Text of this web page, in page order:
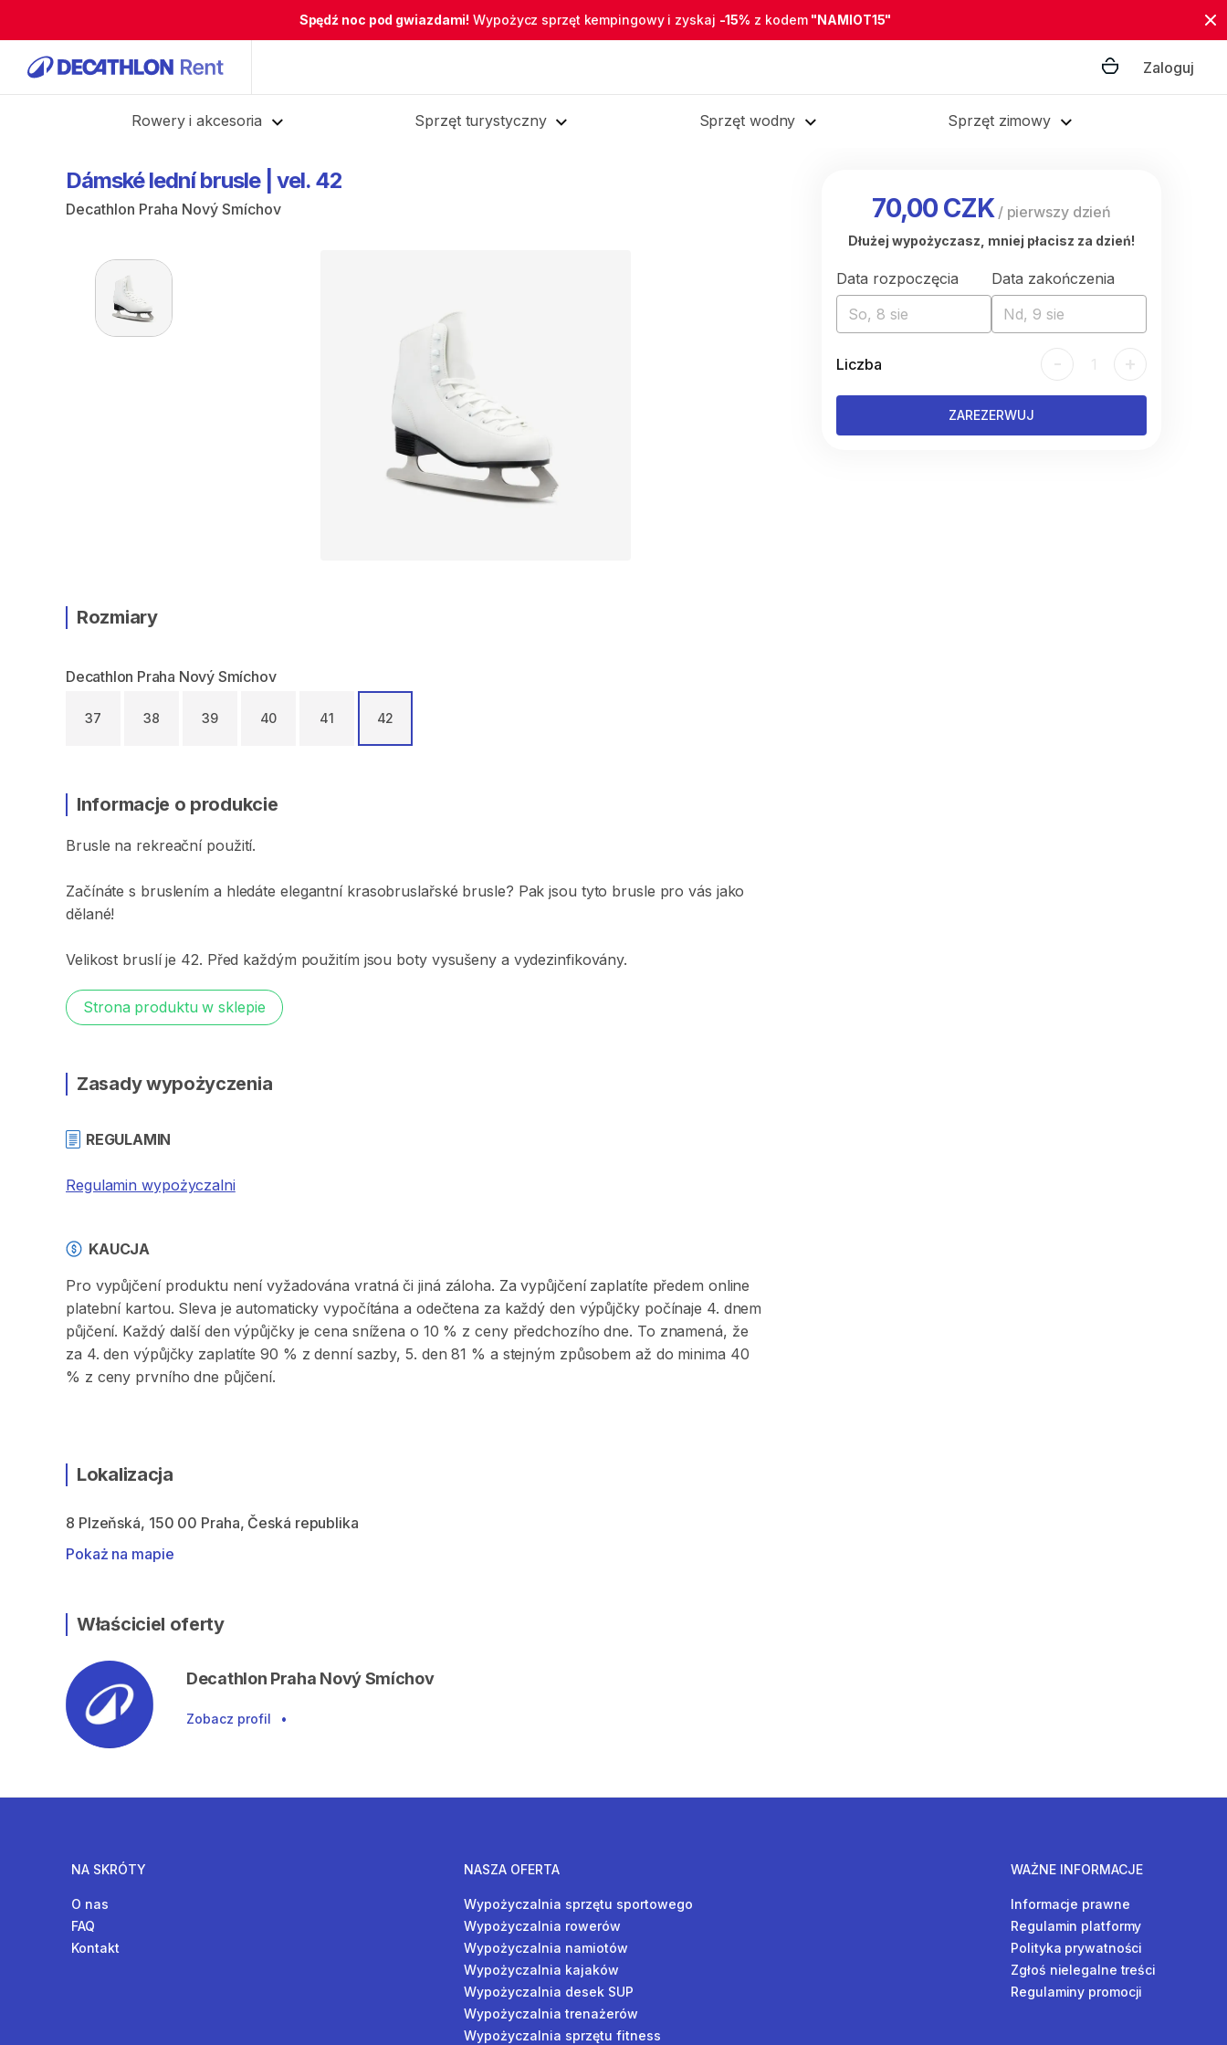
Spędź noc pod gwiazdami! Wypożycz sprzęt kempingowy i zyskaj -15% z kodem "NAMIOT15"
Zaloguj
Rowery i akcesoria Sprzęt turystyczny Sprzęt wodny Sprzęt zimowy
Dámské lední brusle vel. 42
Decathlon Praha Nový Smíchov
Rozmiary
Decathlon Praha Nový Smíchov
37 38 39 40 41 42
Informacje o produkcie
Brusle na rekreační použití.
Začínáte s bruslením a hledáte elegantní krasobruslařské brusle? Pak jsou tyto brusle pro vás jako
dělané!
Velikost bruslí je 42. Před každým použitím jsou boty vysušeny a vydezinfikovány.
Strona produktu w sklepie
Zasady wypożyczenia
REGULAMIN
Regulamin wypożyczalni
KAUCJA
Pro vypůjčení produktu není vyžadována vratná či jiná záloha. Za vypůjčení zaplatíte předem online
platební kartou. Sleva je automaticky vypočítána a odečtena za každý den výpůjčky počínaje 4. dnem
půjčení. Každý další den výpůjčky je cena snížena o 10 % z ceny předchozího dne. To znamená, že
za 4. den výpůjčky zaplatíte 90 % z denní sazby, 5. den 81 % a stejným způsobem až do minima 40
% z ceny prvního dne půjčení.
Lokalizacja
8 Plzeňská, 150 00 Praha, Česká republika
Pokaż na mapie
Właściciel oferty
Decathlon Praha Nový Smíchov
Zobacz profil •
70,00 CZK/ pierwszy dzień
Dłużej wypożyczasz, mniej płacisz za dzień!
Data rozpoczęcia
So, 8 sie
Data zakończenia
Nd, 9 sie
Liczba - 1 +
ZAREZERWUJ
NA SKRÓTY
O nas
FAQ
Kontakt
NASZA OFERTA
Wypożyczalnia sprzętu sportowego
Wypożyczalnia rowerów
Wypożyczalnia namiotów
Wypożyczalnia kajaków
Wypożyczalnia desek SUP
Wypożyczalnia trenażerów
Wypożyczalnia sprzętu fitness
WAŻNE INFORMACJE
Informacje prawne
Regulamin platformy
Polityka prywatności
Zgłoś nielegalne treści
Regulaminy promocji